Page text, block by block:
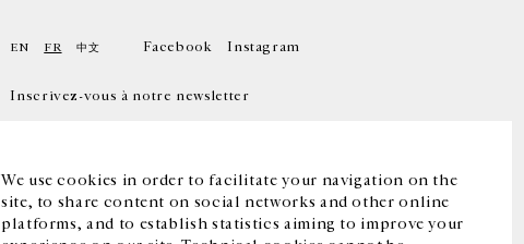
We use cookies in order to facilitate your navigation on the
site, to share content on social networks and other online
platforms, and to establish statistics aiming to improve your
EN FR 中文 Facebook Instagram
Inscrivez-vous à notre newsletter